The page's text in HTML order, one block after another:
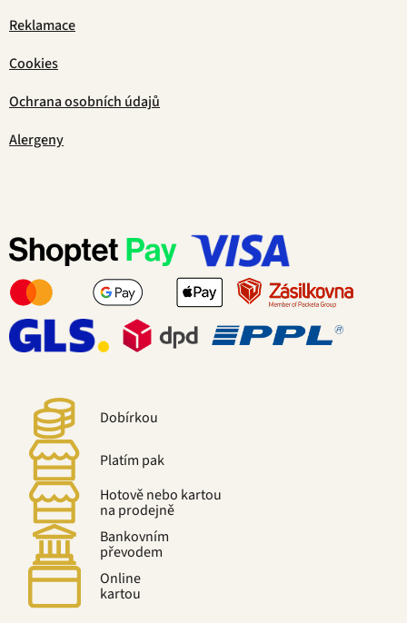
Reklamace
Cookies
Ochrana osobních údajů
Alergeny
Dobírkou
Platím pak
Hotově nebo kartou
na prodejně
Bankovním
převodem
Online
kartou